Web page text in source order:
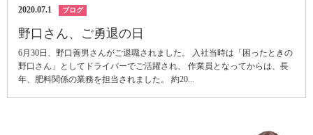
2020.07.1 ブログ
野口さん、ご勇退の日
6月30日、野口善男さんがご退職されました。 入社当時は「困ったときの
野口さん」としてドライバーでご活躍され、 作業員となってからは、長
年、肥料関係の業務を担当されました。 約20...